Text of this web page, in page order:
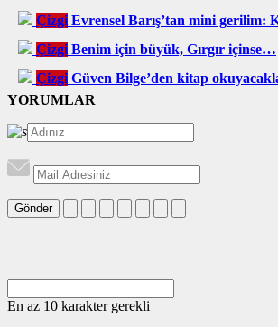
Çizgi Evrensel Barış’tan mini gerilim:
Çizgi Benim için büyük, Gırgır içinse…
Çizgi Güven Bilge’den kitap
YORUMLAR
Gönder
En az 10 karakter gerekli